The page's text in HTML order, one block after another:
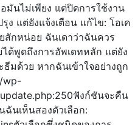
นไม่เพียง แต่ปิดการใช้งาน
ง แต่ยังแจ้งเตือน แก้ไข: โอเค
สักหน่อย ฉันเดาว่าฉันควร
ด้พูดถึงการอัพเดทหลัก แต่ยัง
มด้วย หากฉันเข้าใจอย่างถูก
wp-
ฟังก์ชันจะคืน
ฉันเห็นสองตัวเลือก: